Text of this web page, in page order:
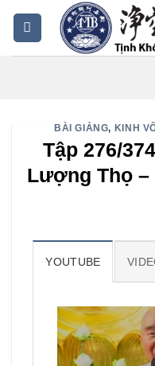
Bỏ
qua
nội
BÀI GIẢNG, KINH
Tập 276/
Lượng Thọ –
YOUTUBE